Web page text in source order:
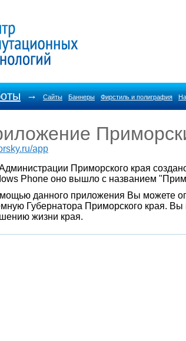
→ Сайты Баннеры Фирстиль и полиграфия
app
Приморского края
Phone оно вышло с названием
данного приложения Вы можете
Губернатора Приморского края.
жизни края.